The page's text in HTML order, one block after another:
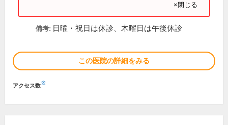
×閉じる
備考: 日曜・祝日は休診、木曜日は午後休診
この医院の詳細をみる
アクセス数※